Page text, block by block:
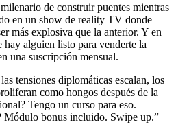
de construir puentes mientras
en un show de reality TV donde
más explosiva que la anterior. Y en
hay alguien listo para venderte la
una suscripción mensual.
tensiones diplomáticas escalan, los
como hongos después de la
Tengo un curso para eso.
Módulo bonus incluido. Swipe up.”